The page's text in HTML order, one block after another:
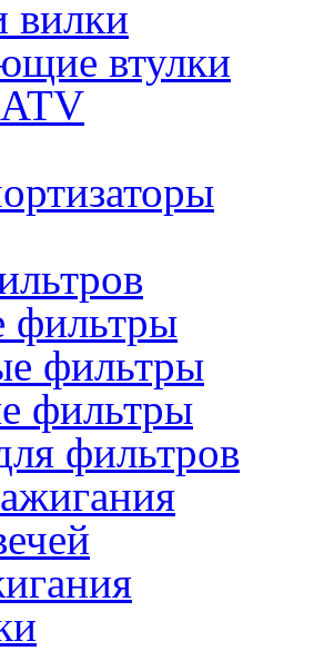
вилки
втулки
фильтры
фильтры
фильтры
фильтров